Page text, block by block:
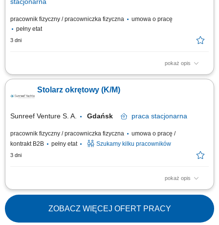
pracownik fizyczny / pracowniczka fizyczna
umowa o pracę
pełny etat
3 dni
pokaż opis
Profesjonalna obróbka materiałów drzewnych, w tym precyzyjne
Kompleksowe doradztwo techniczne oraz aktywna sprzedaż asortymentu
i usług dodatkowych. Budowanie pozytywnych doświadczeń zakupowych
Stolarz okrętowy (K/M)
Sunreef Venture S. A. Gdańsk praca stacjonarna
pracownik fizyczny / pracowniczka fizyczna
umowa o pracę /
kontrakt B2B
pełny etat Szukamy kilku pracowników
3 dni
pokaż opis
Zakres obowiązków: Prefabrykacja i montaż zabudowy meblowej oraz
wykończeń wnętrz jachtów. Obróbka drewna, sklejki, fornirów i materiałów
drewnopochodnych. Montaż ścian, podłóg, sufitów oraz elementów
wyposażenia kabin. Praca na podstawie dokumentacji technicznej i
ZOBACZ WIĘCEJ OFERT PRACY